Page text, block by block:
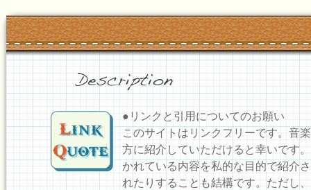
●リンクと引用についてのお願い
このサイトはリンクフリーです。音
方に紹介していただけると幸いです
かれている内容を私的な目的で紹介
れたりすることも結構です。ただし